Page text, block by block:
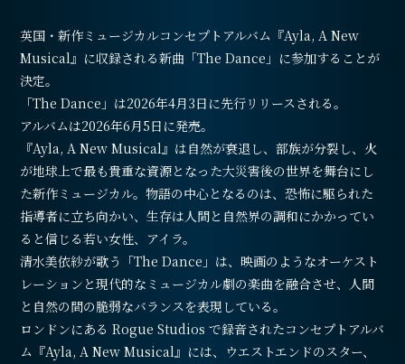
英国・新作ミュージカルコンセプトアルバム『Ayla, A New
Musical』に収録される新曲「The Dance」に参加することが
決定。
「The Dance」は2026年4月3日に先行リリースされる。
アルバムは2026年6月5日に発売。
『Ayla, A New Musical』は自然が衰退し、部族が分裂し、火
が地球上で最も貴重な資源となった大災害後の世界を舞台にし
た新作ミュージカル。物語の中心となるのは、恐怖に駆られた
指導者に立ち向かい、生存は人間と自然界の調和にかかってい
ると信じる若い女性、アイラ。
清水美依紗が歌う「The Dance」は、映画のようなオーケスト
レーションと現代的なミュージカル劇の楽曲を融合させ、人間
と自然の間の脆弱なバランスを表現している。
ロンドンにある Rogue Studios で録音されたコンセプトアルバ
ム『Ayla, A New Musical』には、ウエストエンドのスター、